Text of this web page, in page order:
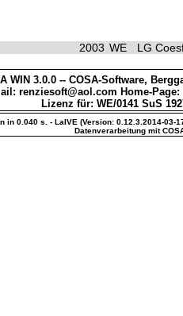
2003 WE LG
WIN 3.0.0 -- COSA-Software,
renziesoft@aol.com Home-Page:
Lizenz für: WE/0141 SuS
in 0.040 s. - LaIVE (Version: 0.12.3.2014-03-
Datenverarbeitung mit